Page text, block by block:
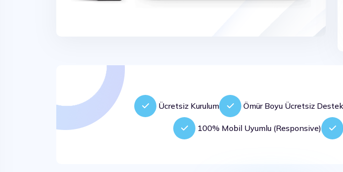
Ücretsiz Kurulum Ömür Boyu Ücretsiz
100% Mobil Uyumlu (Responsive)